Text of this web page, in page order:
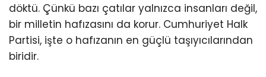
döktü. Çünkü bazı çatılar yalnızca insanları değil,
bir milletin hafızasını da korur. Cumhuriyet Halk
Partisi, işte o hafızanın en güçlü taşıyıcılarından
biridir.